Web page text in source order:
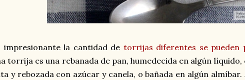
impresionante la cantidad de torrijas diferentes se pueden
torrija es una rebanada de pan, humedecida en algún
y rebozada con azúcar y canela, o bañada en algún almíbar.